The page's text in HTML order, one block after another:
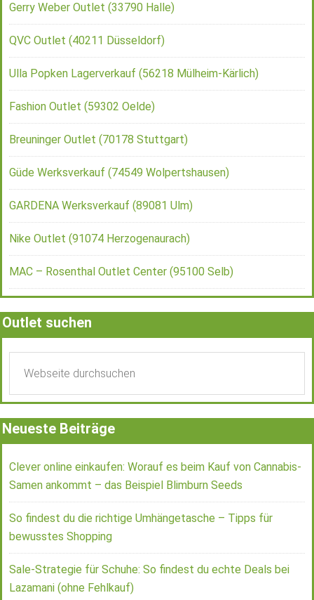
Gerry Weber Outlet (33790 Halle)
QVC Outlet (40211 Düsseldorf)
Ulla Popken Lagerverkauf (56218 Mülheim-Kärlich)
Fashion Outlet (59302 Oelde)
Breuninger Outlet (70178 Stuttgart)
Güde Werksverkauf (74549 Wolpertshausen)
GARDENA Werksverkauf (89081 Ulm)
Nike Outlet (91074 Herzogenaurach)
MAC – Rosenthal Outlet Center (95100 Selb)
Outlet suchen
Neueste Beiträge
Clever online einkaufen: Worauf es beim Kauf von Cannabis-
Samen ankommt – das Beispiel Blimburn Seeds
So findest du die richtige Umhängetasche – Tipps für
bewusstes Shopping
Sale-Strategie für Schuhe: So findest du echte Deals bei
Lazamani (ohne Fehlkauf)